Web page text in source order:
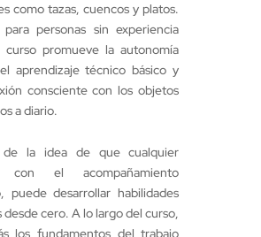
como tazas, cuencos y platos.
para personas sin experiencia
curso promueve la autonomía
aprendizaje técnico básico y
consciente con los objetos
a diario.
de la idea de que cualquier
con el acompañamiento
puede desarrollar habilidades
desde cero. A lo largo del curso,
los fundamentos del trabajo